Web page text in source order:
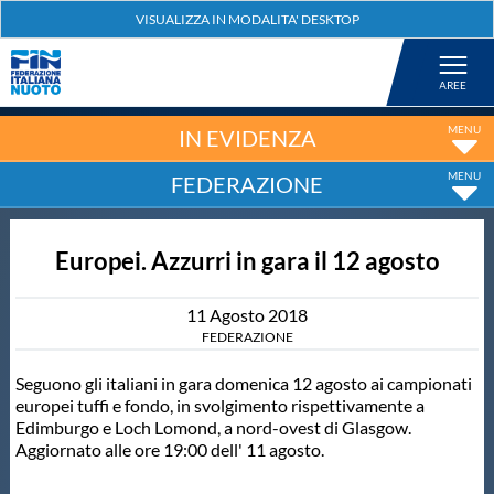
Nuoto
Tuffi
Fondo
Salvamento
IN EVIDENZA
FEDERAZIONE
Europei. Azzurri in gara il 12 agosto
11 Agosto 2018
FEDERAZIONE
Seguono gli italiani in gara domenica 12 agosto ai campionati
europei tuffi e fondo, in svolgimento rispettivamente a
Edimburgo e Loch Lomond, a nord-ovest di Glasgow.
Aggiornato alle ore 19:00 dell' 11 agosto.